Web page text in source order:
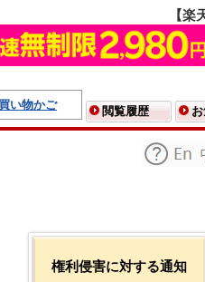
【
買い物かご
閲覧履歴
権利侵害に対する通知